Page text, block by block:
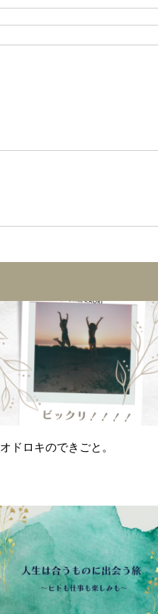
オドロキのできごと。